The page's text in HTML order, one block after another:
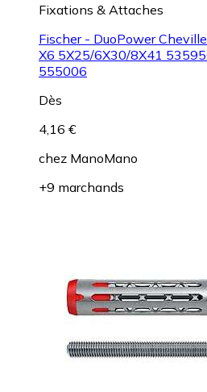
Fixations & Attaches
Fischer - DuoPower
X6 5X25/6X30/8X41
555006
Dès
4,16 €
chez ManoMano
+9 marchands